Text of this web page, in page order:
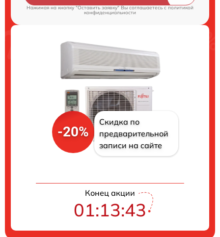
Нажимая на кнопку "Оставить заявку" Вы соглашаетесь cполитикой
конфиденциальности
-20%
Скидка по
предварительной
записи на сайте
Конец акции
01:13:43